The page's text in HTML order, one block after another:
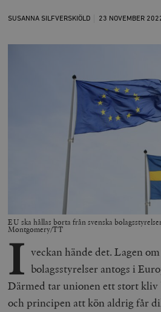
SUSANNA SILFVERSKIÖLD 23 NOVEMBER
EU ska hållas borta från svenska
Montgomery/TT
I veckan hände det. Lagen
bolagsstyrelser antogs i
Därmed tar unionen ett stort
och principen att kön aldrig får